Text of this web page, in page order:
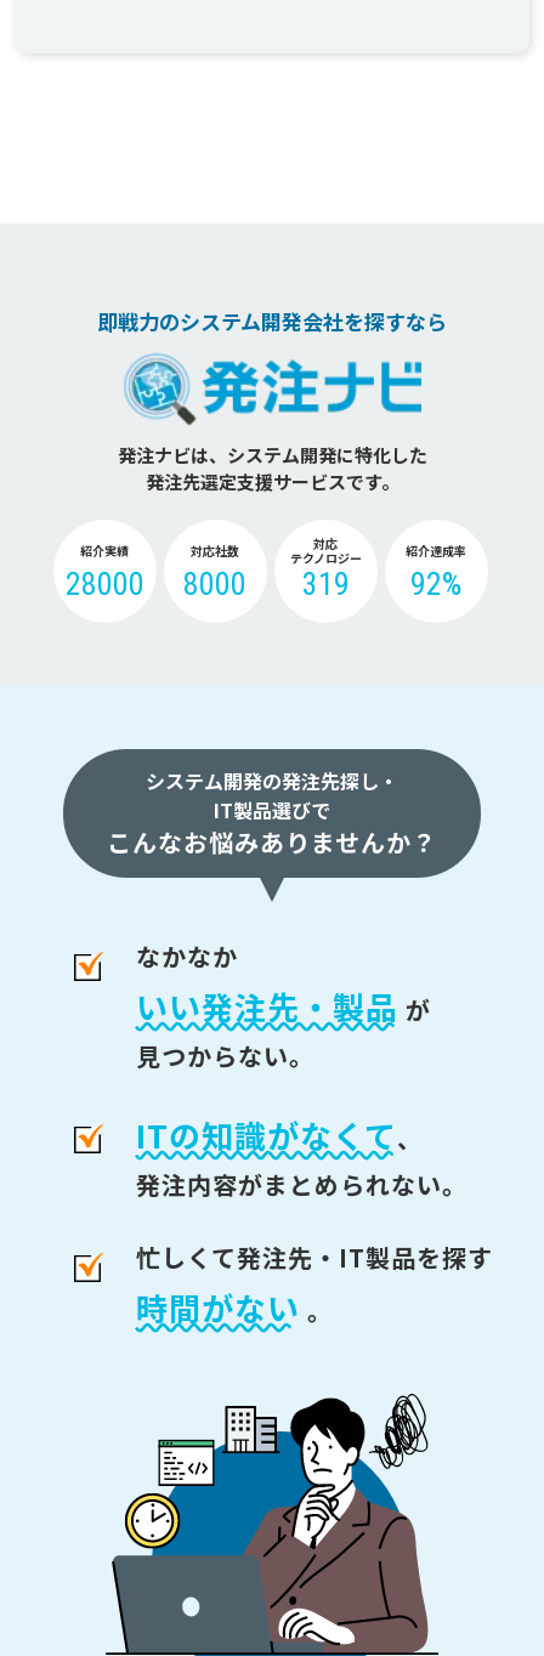
即戦力のシステム開発会社を探すなら
発注ナビは、システム開発に特化した
発注先選定支援サービスです。
紹介実績
28000
対応社数
8000
対応
テクノロジー
319
紹介達成率
92%
システム開発の発注先探し・
IT製品選びで
こんなお悩みありませんか？
なかなか
いい発注先・製品 が
見つからない。
ITの知識がなくて、
発注内容がまとめられない。
忙しくて発注先・IT製品を探す
時間がない 。